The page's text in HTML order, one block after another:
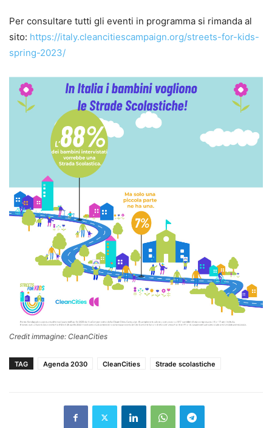
Per consultare tutti gli eventi in programma si rimanda al
sito: https://italy.cleancitiescampaign.org/streets-for-kids-
spring-2023/
Credit immagine: CleanCities
TAG Agenda 2030 CleanCities Strade scolastiche